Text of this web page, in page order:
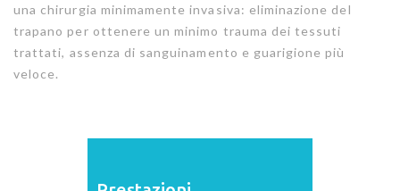
una chirurgia minimamente invasiva: eliminazione del
trapano per ottenere un minimo trauma dei tessuti
trattati, assenza di sanguinamento e guarigione più
veloce.